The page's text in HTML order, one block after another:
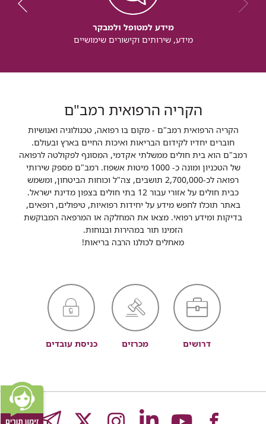
מידע למטופל ולמבקר
מידע, שירותים וקישורים שימושיים
הקריה הרפואית רמב"ם
הקריה הרפואית רמב"ם - מקום בו רפואה, טכנולוגיה ואנושיות
חוברים יחדיו לקידום הבריאות ואיכות החיים בארץ ובעולם.
רמב"ם הוא בית חולים ממשלתי אקדמי, המסונף לפקולטה לרפואה
של הטכניון ומונה כ- 1000 מיטות אשפוז. רמב"ם מספק שירותי
רפואה לכ-2,700,000 תושבים, צה"ל וכוחות הביטחון, ומשמש
כבית חולים על אזורי עבור 12 בתי חולים בצפון מדינת ישראל.
באתר תוכלו לחפש מידע על יחידות רפואיות, טיפולים, רופאים,
בדיקות ומידע רפואי. מצאו את המחלקה או המרפאה המבוקשת
הזמינו תור במהירות ובנוחות.
מאחלים לכולנו הרבה בריאות!
דרושים מכרזים כניסת עובדים